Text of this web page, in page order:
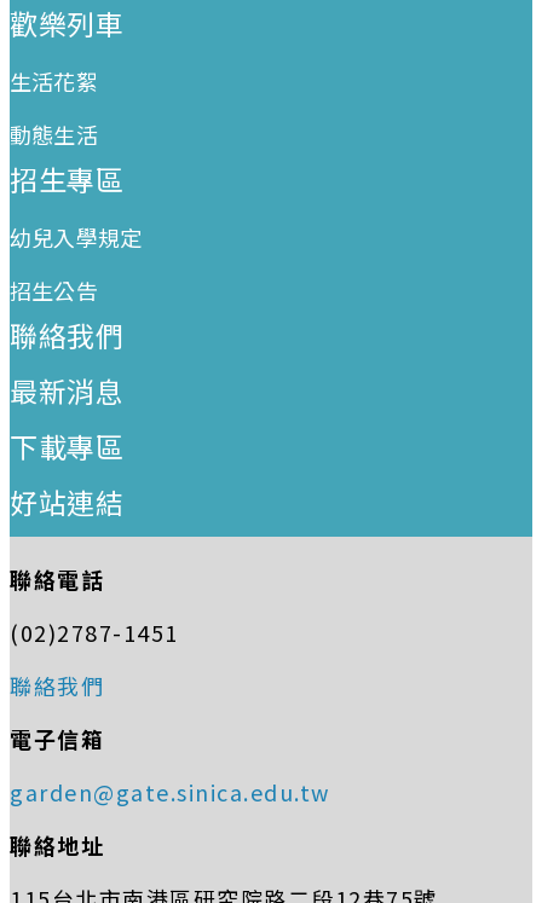
歡樂列車
生活花絮
動態生活
招生專區
幼兒入學規定
招生公告
聯絡我們
最新消息
下載專區
好站連結
聯絡電話
(02)2787-1451
聯絡我們
電子信箱
garden@gate.sinica.edu.tw
聯絡地址